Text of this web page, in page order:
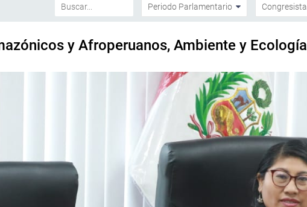
y Afroperuanos, Ambiente y Ecología